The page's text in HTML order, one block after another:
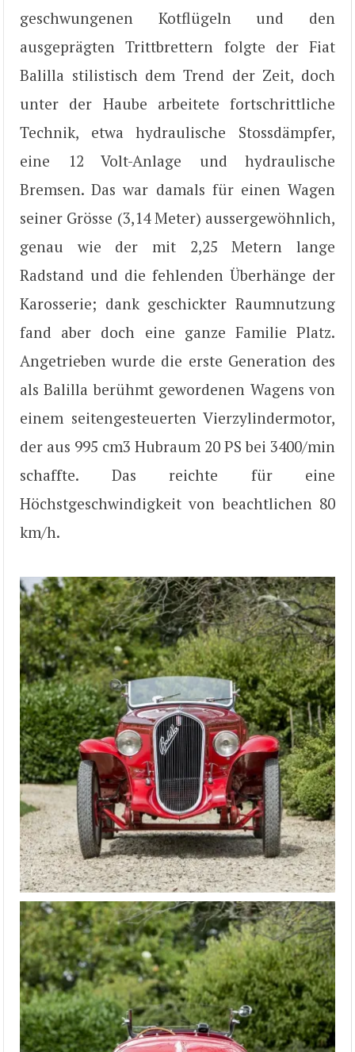
geschwungenen Kotflügeln und den
ausgeprägten Trittbrettern folgte der Fiat
Balilla stilistisch dem Trend der Zeit, doch
unter der Haube arbeitete fortschrittliche
Technik, etwa hydraulische Stossdämpfer,
eine 12 Volt-Anlage und hydraulische
Bremsen. Das war damals für einen Wagen
seiner Grösse (3,14 Meter) aussergewöhnlich,
genau wie der mit 2,25 Metern lange
Radstand und die fehlenden Überhänge der
Karosserie; dank geschickter Raumnutzung
fand aber doch eine ganze Familie Platz.
Angetrieben wurde die erste Generation des
als Balilla berühmt gewordenen Wagens von
einem seitengesteuerten Vierzylindermotor,
der aus 995 cm3 Hubraum 20 PS bei 3400/min
schaffte. Das reichte für eine
Höchstgeschwindigkeit von beachtlichen 80
km/h.